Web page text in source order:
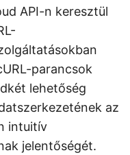
API-n keresztül
parancsok
lehetőség
az
intuitív
jelentőségét.